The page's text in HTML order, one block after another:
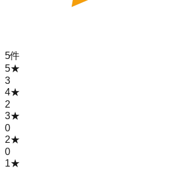
5件
5★
3
4★
2
3★
0
2★
0
1★